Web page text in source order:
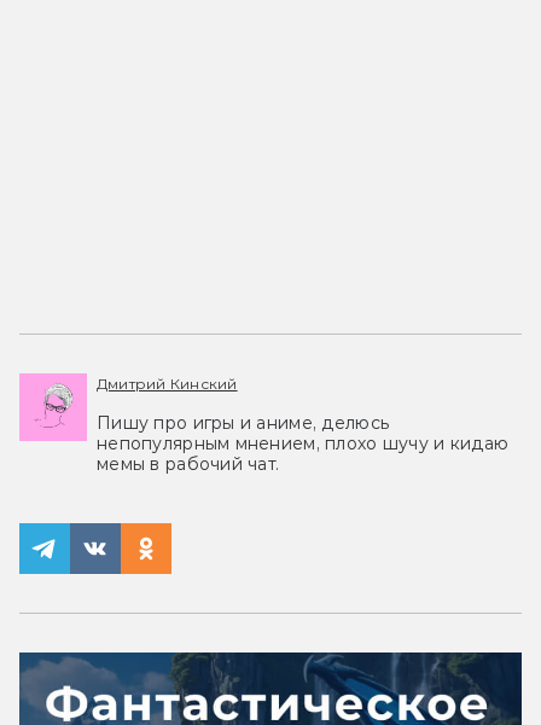
Дмитрий Кинский
Пишу про игры и аниме, делюсь
непопулярным мнением, плохо шучу и кидаю
мемы в рабочий чат.